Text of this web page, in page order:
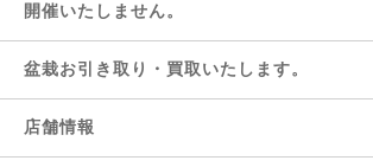
開催いたしません。
盆栽お引き取り・買取いたします。
店舗情報